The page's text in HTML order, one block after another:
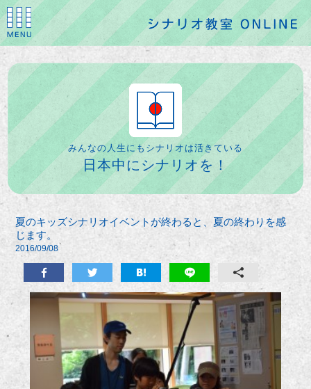
みんなの人生にもシナリオは活きている
日本中にシナリオを！
夏のキッズシナリオイベントが終わると、夏の終わりを感
じます。
2016/09/08